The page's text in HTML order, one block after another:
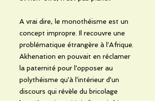
A vrai dire, le monothéisme est un
concept impropre. Il recouvre une
problématique étrangère à l'Afrique.
Akhenation en pouvait en réclamer
la paternité pour l'opposer au
polythéisme qu'à l'intérieur d'un
discours qui révèle du bricolage